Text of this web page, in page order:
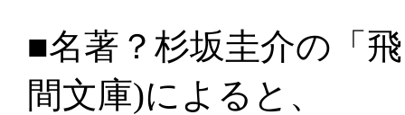
■名著？杉坂圭介の「
間文庫)によると、